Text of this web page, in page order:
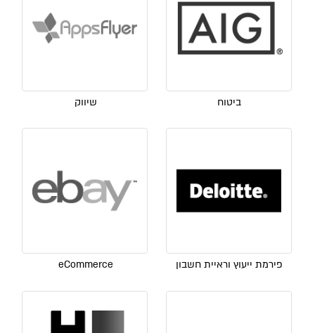
ביטוח שיווק
פירמת ייעוץ וראיית חשבון eCommerce